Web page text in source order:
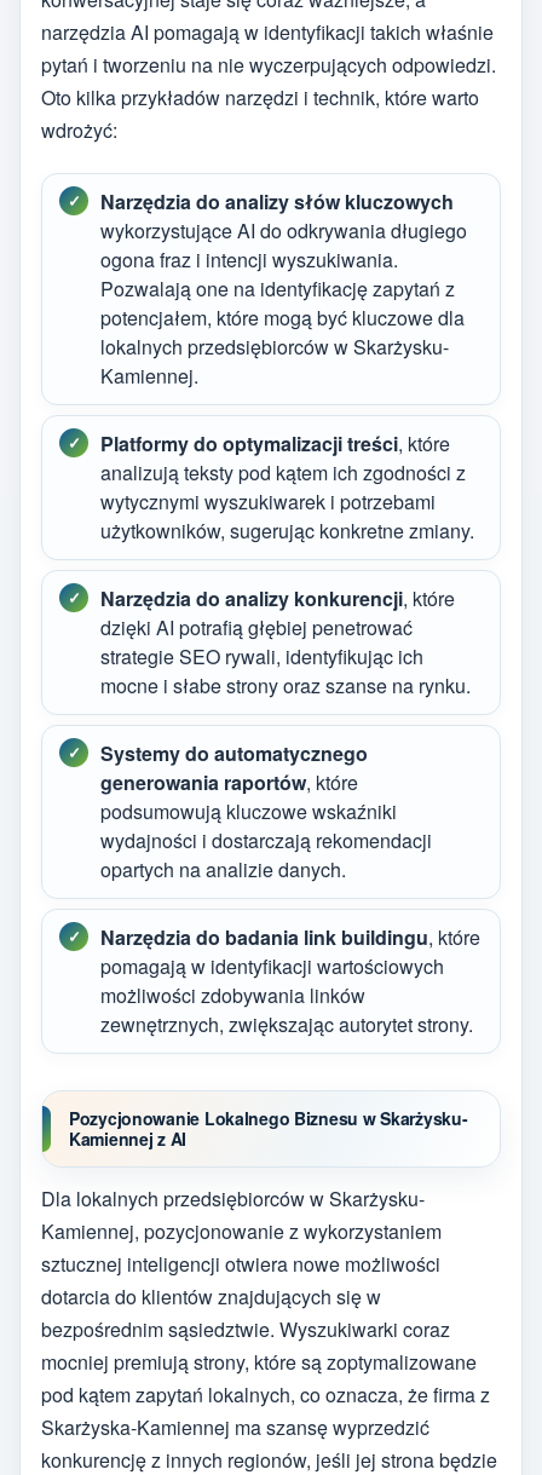
narzędzia AI pomagają w identyfikacji takich właśnie
pytań i tworzeniu na nie wyczerpujących odpowiedzi.
Oto kilka przykładów narzędzi i technik, które warto
wdrożyć:
Narzędzia do analizy słów kluczowych
wykorzystujące AI do odkrywania długiego
ogona fraz i intencji wyszukiwania.
Pozwalają one na identyfikację zapytań z
potencjałem, które mogą być kluczowe dla
lokalnych przedsiębiorców w Skarżysku-
Kamiennej.
Platformy do optymalizacji treści, które
analizują teksty pod kątem ich zgodności z
wytycznymi wyszukiwarek i potrzebami
użytkowników, sugerując konkretne zmiany.
Narzędzia do analizy konkurencji, które
dzięki AI potrafią głębiej penetrować
strategie SEO rywali, identyfikując ich
mocne i słabe strony oraz szanse na rynku.
Systemy do automatycznego
generowania raportów, które
podsumowują kluczowe wskaźniki
wydajności i dostarczają rekomendacji
opartych na analizie danych.
Narzędzia do badania link buildingu, które
pomagają w identyfikacji wartościowych
możliwości zdobywania linków
zewnętrznych, zwiększając autorytet strony.
Pozycjonowanie Lokalnego Biznesu w Skarżysku-
Kamiennej z AI
Dla lokalnych przedsiębiorców w Skarżysku-
Kamiennej, pozycjonowanie z wykorzystaniem
sztucznej inteligencji otwiera nowe możliwości
dotarcia do klientów znajdujących się w
bezpośrednim sąsiedztwie. Wyszukiwarki coraz
mocniej premiują strony, które są zoptymalizowane
pod kątem zapytań lokalnych, co oznacza, że firma z
Skarżyska-Kamiennej ma szansę wyprzedzić
konkurencję z innych regionów, jeśli jej strona będzie